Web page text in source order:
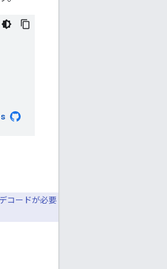
コードが必要